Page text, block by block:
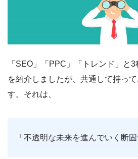
「SEO」「PPC」「トレンド」と
を紹介しましたが、共通して持っ
す。それは、
「不透明な未来を進んでいく断固